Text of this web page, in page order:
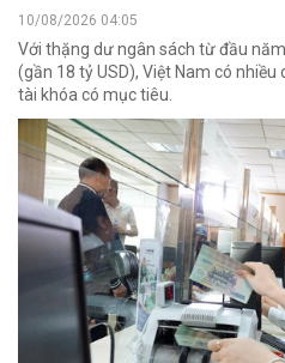
10/08/2026 04:05
Với thặng dư ngân sách từ đầu
(gần 18 tỷ USD), Việt Nam có
tài khóa có mục tiêu.